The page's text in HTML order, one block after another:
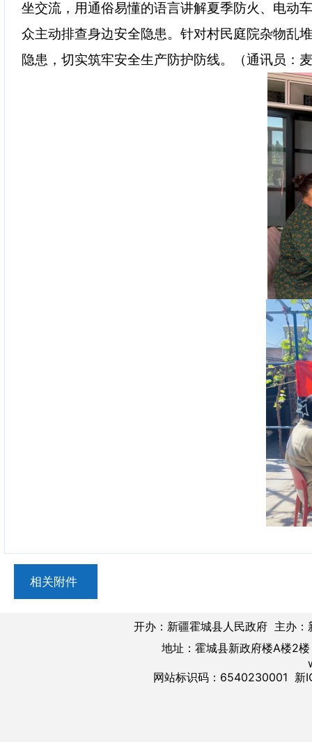
坐交流，用通俗易懂的语言讲解夏季防火、电动
众主动排查身边安全隐患。针对村民庭院杂物乱
隐患，切实筑牢安全生产防护防线。（通讯员：
相关附件
开办：新疆霍城县人民政府 主办
地址：霍城县新政府楼A楼
网站标识码：6540230001 新